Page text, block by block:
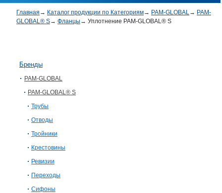
Главная → Каталог продукции по Категориям→ PAM-GLOBAL→ PAM-
GLOBAL® S→ Фланцы → Уплотнение PAM-GLOBAL® S
Бренды
PAM-GLOBAL
PAM-GLOBAL® S
Трубы
Отводы
Тройники
Крестовины
Ревизии
Переходы
Сифоны